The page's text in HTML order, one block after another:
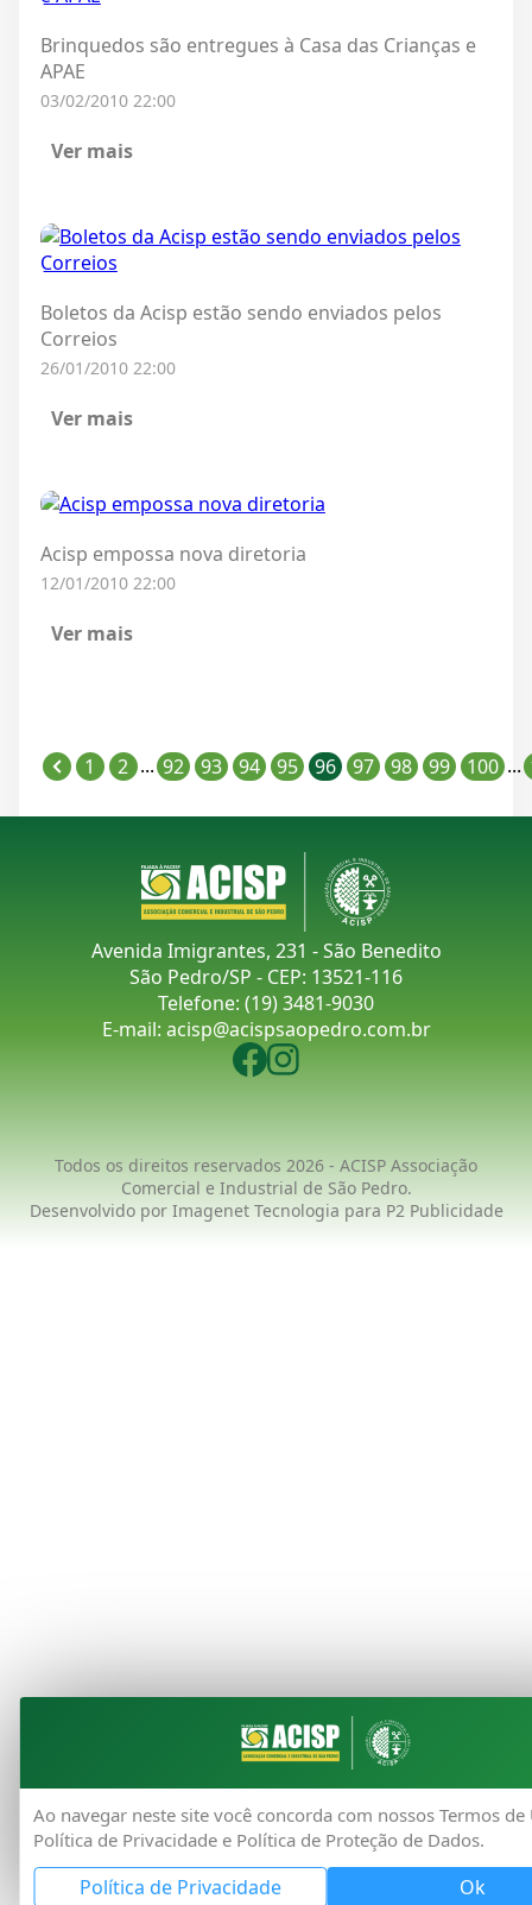
Ao navegar neste site você concorda com nossos Termos de
Política de Privacidade e Política de Proteção de Dados.
Política de Privacidade Ok
Brinquedos são entregues à Casa das Crianças e
APAE
03/02/2010 22:00
Ver mais
Boletos da Acisp estão sendo enviados pelos
Correios
26/01/2010 22:00
Ver mais
Acisp empossa nova diretoria
12/01/2010 22:00
Ver mais
1 2 ... 92 93 94 95 96 97 98 99 100 ...
Avenida Imigrantes, 231 - São Benedito
São Pedro/SP - CEP: 13521-116
Telefone: (19) 3481-9030
E-mail: acisp@acispsaopedro.com.br
Todos os direitos reservados 2026 - ACISP Associação
Comercial e Industrial de São Pedro.
Desenvolvido por Imagenet Tecnologia para P2 Publicidade